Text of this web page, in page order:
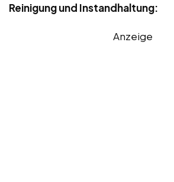
Reinigung und Instandhaltung:
Anzeige